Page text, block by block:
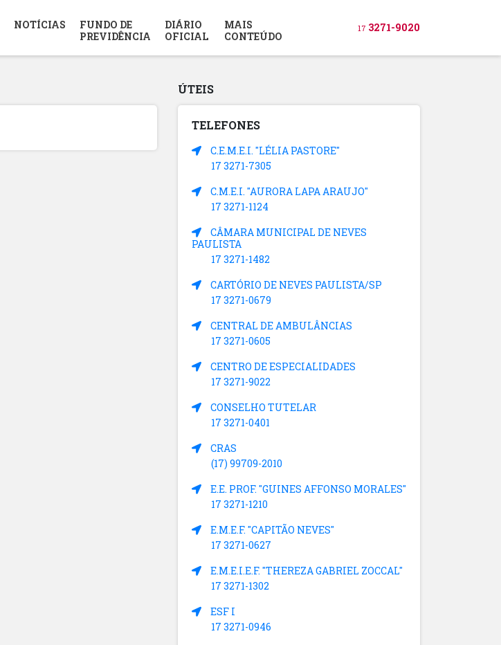
NOTÍCIAS
FUNDO DE
PREVIDÊNCIA
DIÁRIO
OFICIAL
MAIS
CONTEÚDO
17 3271-9020
ÚTEIS
TELEFONES
C.E.M.E.I. "LÉLIA PASTORE"
17 3271-7305
C.M.E.I. "AURORA LAPA ARAUJO"
17 3271-1124
CÂMARA MUNICIPAL DE NEVES
PAULISTA
17 3271-1482
CARTÓRIO DE NEVES PAULISTA/SP
17 3271-0679
CENTRAL DE AMBULÂNCIAS
17 3271-0605
CENTRO DE ESPECIALIDADES
17 3271-9022
CONSELHO TUTELAR
17 3271-0401
CRAS
(17) 99709-2010
E.E. PROF. "GUINES AFFONSO MORALES"
17 3271-1210
E.M.E.F. "CAPITÃO NEVES"
17 3271-0627
E.M.E.I.E.F. "THEREZA GABRIEL ZOCCAL"
17 3271-1302
ESF I
17 3271-0946